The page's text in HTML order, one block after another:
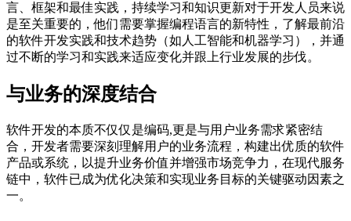
言、框架和最佳实践，持续学习和知识更新对于开发人员来说
是至关重要的，他们需要掌握编程语言的新特性，了解最前沿
的软件开发实践和技术趋势（如人工智能和机器学习），并通
过不断的学习和实践来适应变化并跟上行业发展的步伐。
与业务的深度结合
软件开发的本质不仅仅是编码,更是与用户业务需求紧密结
合，开发者需要深刻理解用户的业务流程，构建出优质的软件
产品或系统，以提升业务价值并增强市场竞争力，在现代服务
链中，软件已成为优化决策和实现业务目标的关键驱动因素之
一。